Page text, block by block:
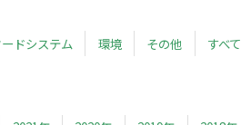
ドシステム 環境 その他 すべて